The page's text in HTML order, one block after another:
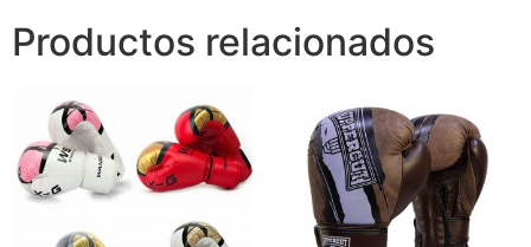
Productos relacionados